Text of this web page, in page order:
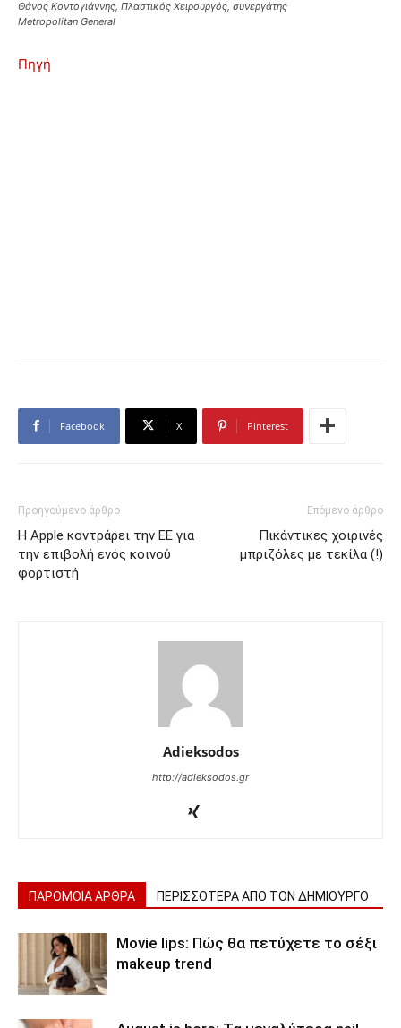
Θάνος Κοντογιάννης, Πλαστικός Χειρουργός, συνεργάτης
Μetropolitan General
Πηγή
Facebook X Pinterest
Προηγούμενο άρθρο
Η Apple κοντράρει την ΕΕ για
την επιβολή ενός κοινού
φορτιστή
Επόμενο άρθρο
Πικάντικες χοιρινές
μπριζόλες με τεκίλα (!)
Adieksodos
http://adieksodos.gr
ΠΑΡΟΜΟΙΑ ΑΡΘΡΑ ΠΕΡΙΣΣΟΤΕΡΑ ΑΠΟ ΤΟΝ ΔΗΜΙΟΥΡΓΟ
Movie lips: Πώς θα πετύχετε το σέξι
makeup trend